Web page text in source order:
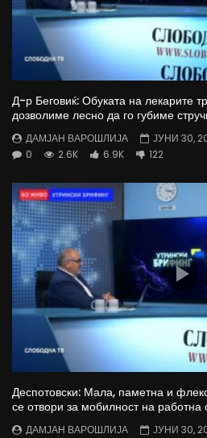
Д-р Беговиќ: Обуката на лекарите
дозволиме лесно да го губиме
ДАМЈАН ВАРОШЛИЈА
ЈУНИ 30,
0
2.6K 6.9K 122
Деспотовски: Мала, паметна и
се отвори за мобилност на работна
ДАМЈАН ВАРОШЛИЈА
ЈУНИ 30,